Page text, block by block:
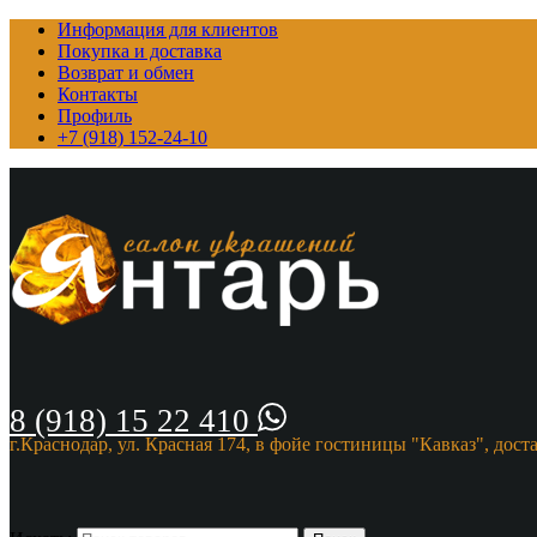
Информация для клиентов
Покупка и доставка
Возврат и обмен
Контакты
Профиль
+7 (918) 152-24-10
8 (918) 15 22 410
г.Краснодар, ул. Красная 174, в фойе гостиницы "Кавказ",